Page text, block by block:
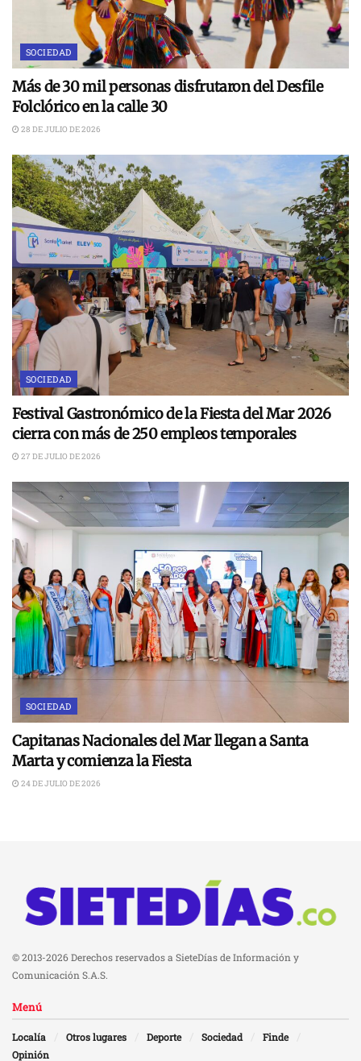
SOCIEDAD
Más de 30 mil personas disfrutaron del Desfile
Folclórico en la calle 30
28 DE JULIO DE 2026
SOCIEDAD
Festival Gastronómico de la Fiesta del Mar 2026
cierra con más de 250 empleos temporales
27 DE JULIO DE 2026
SOCIEDAD
Capitanas Nacionales del Mar llegan a Santa
Marta y comienza la Fiesta
24 DE JULIO DE 2026
© 2013-2026 Derechos reservados a SieteDías de Información y
Comunicación S.A.S.
Menú
Localía Otros lugares Deporte Sociedad
Finde
Opinión